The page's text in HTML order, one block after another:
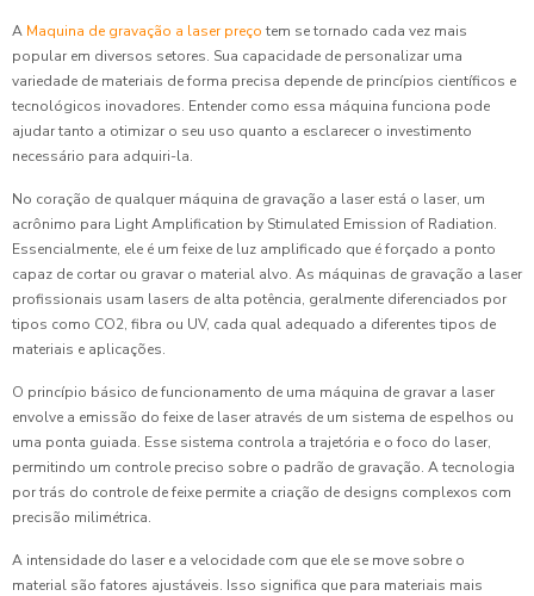
A Maquina de gravação a laser preço tem se tornado cada vez mais
popular em diversos setores. Sua capacidade de personalizar uma
variedade de materiais de forma precisa depende de princípios científicos e
tecnológicos inovadores. Entender como essa máquina funciona pode
ajudar tanto a otimizar o seu uso quanto a esclarecer o investimento
necessário para adquiri-la.
No coração de qualquer máquina de gravação a laser está o laser, um
acrônimo para Light Amplification by Stimulated Emission of Radiation.
Essencialmente, ele é um feixe de luz amplificado que é forçado a ponto
capaz de cortar ou gravar o material alvo. As máquinas de gravação a laser
profissionais usam lasers de alta potência, geralmente diferenciados por
tipos como CO2, fibra ou UV, cada qual adequado a diferentes tipos de
materiais e aplicações.
O princípio básico de funcionamento de uma máquina de gravar a laser
envolve a emissão do feixe de laser através de um sistema de espelhos ou
uma ponta guiada. Esse sistema controla a trajetória e o foco do laser,
permitindo um controle preciso sobre o padrão de gravação. A tecnologia
por trás do controle de feixe permite a criação de designs complexos com
precisão milimétrica.
A intensidade do laser e a velocidade com que ele se move sobre o
material são fatores ajustáveis. Isso significa que para materiais mais